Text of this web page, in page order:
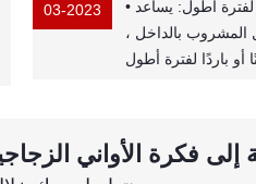
03-2023
• يحافظ على المشروبات ساخنة أو باردة لفترة أطول: يساعد
المشروب بالداخل ،